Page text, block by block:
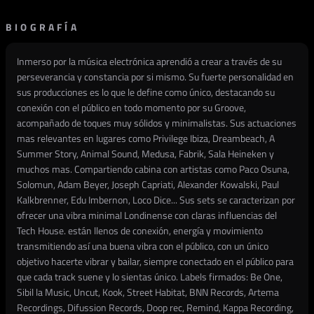
BIOGRAFÍA
Inmerso por la música electrónica aprendió a crear a través de su
perseverancia y constancia por si mismo. Su fuerte personalidad en
sus producciones es lo que le define como único, destacando su
conexión con el público en todo momento por su Groove,
acompañado de toques muy sólidos y minimalistas. Sus actuaciones
mas relevantes en lugares como Privilege Ibiza, Dreambeach, A
Summer Story, Animal Sound, Medusa, Fabrik, Sala Heineken y
muchos mas. Compartiendo cabina con artistas como Paco Osuna,
Solomun, Adam Beyer, Joseph Capriati, Alexander Kowalski, Paul
Kalkbrenner, Edu Imbernon, Loco Dice... Sus sets se caracterizan por
ofrecer una vibra minimal Londinense con claras influencias del
Tech House. están llenos de conexión, energía y movimiento
transmitiendo así una buena vibra con el público, con un único
objetivo hacerte vibrar y bailar, siempre conectado en el público para
que cada track suene y lo sientas único. Labels firmados: Be One,
Sibil la Music, Uncut, Kook, Street Habitat, BNN Records, Artema
Recordings, Difussion Records, Doop rec, Remind, Kappa Recording,